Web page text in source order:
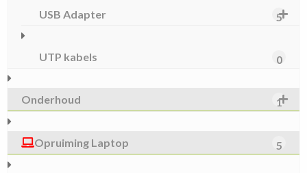
USB Adapter 5
UTP kabels 0
Onderhoud 1
Opruiming Laptop 5